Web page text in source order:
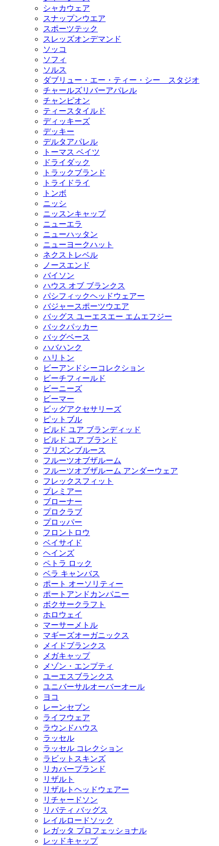
シャカウェア
スナップンウエア
スポーツテック
スレッズオンデマンド
ソッコ
ソフィ
ソルス
ダブリュー・エー・ティー・シー スタジオ
チャールズリバーアパレル
チャンピオン
ティースタイルド
ディッキーズ
デッキー
デルタアパレル
トーマス ベイツ
ドライダック
トラックブランド
トライドライ
トンボ
ニッシ
ニッスンキャップ
ニューエラ
ニューハッタン
ニューヨークハット
ネクストレベル
ノースエンド
バイソン
ハウス オブ ブランクス
パシフィックヘッドウェアー
バジャースポーツウエア
バッグス ユーエスエー エムエフジー
バックパッカー
バッグベース
ハバハンク
ハリトン
ビーアンドシーコレクション
ビーチフィールド
ビーニーズ
ビーマー
ビッグアクセサリーズ
ピットブル
ビルド ユア ブランディッド
ビルド ユア ブランド
プリズンブルース
フルーツオブザルーム
フルーツオブザルーム アンダーウェア
フレックスフィット
プレミアー
ブローナー
プロクラブ
プロッパー
フロントロウ
ベイサイド
ヘインズ
ペトラ ロック
ベラ キャンバス
ポート オーソリティー
ポートアンドカンパニー
ボクサークラフト
ホロウェイ
マーサーメトル
マギーズオーガニックス
メイドブランクス
メガキャップ
メゾン・エンプティ
ユーエスブランクス
ユニバーサルオーバーオール
ヨコ
レーンセブン
ライフウェア
ラウンドハウス
ラッセル
ラッセル コレクション
ラビットスキンズ
リカバーブランド
リザルト
リザルトヘッドウェアー
リチャードソン
リバティ バッグス
レイルロードソック
レガッタ プロフェッショナル
レッドキャップ